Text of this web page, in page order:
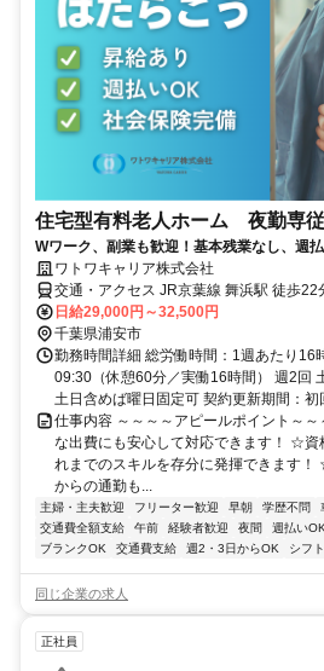
住宅型有料老人ホーム 夜勤
Wワーク、副業も歓迎！基本残業なし、週
ワトワキャリア株式会社
交通・アクセス JR京葉線 舞浜駅 徒歩22
日給29,000円～32,500円
千葉県浦安市
勤務時間詳細 総労働時間：1週あたり16
09:30（休憩60分／実働16時間） 週2回
土日含めば曜日固定可 契約更新期間：初
仕事内容 ～～～～アピールポイント～
な出費にも安心して対応できます！ ☆資
れまでのスキルを存分に発揮できます
からの通勤も...
主婦・主夫歓迎 フリーター歓迎 早朝 学歴不問
交通費全額支給
午前 経験者歓迎 夜間 週払いOK
ブランクOK
交通費支給 週2・3日からOK シフ
同じ企業の求人
正社員